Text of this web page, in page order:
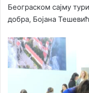
Београском сајму
добра, Бојана